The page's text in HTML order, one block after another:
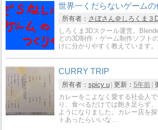
世界一くだらないゲームの
所有者： さぼさん＠しろくま３
しろくま3Dスクール運営。
どの3D制作・ゲーム制作ソフト
けに分かりやすく教えています
CURRY TRIP
所有者： spicy u 更新： 5年前
カレーをこよなく愛する社会人
り、食べるだけでは飽き足らず
ようになりました。カレー店を
トあったらいいな…